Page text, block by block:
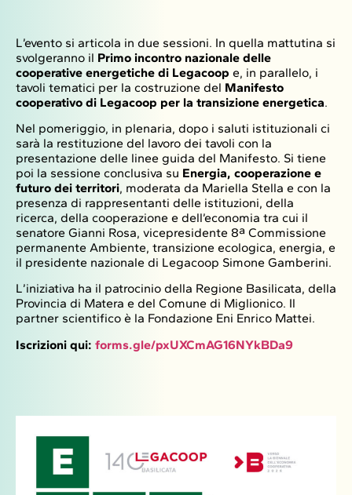
L’evento si articola in due sessioni. In quella mattutina si
svolgeranno il Primo incontro nazionale delle
cooperative energetiche di Legacoop e, in parallelo, i
tavoli tematici per la costruzione del Manifesto
cooperativo di Legacoop per la transizione energetica.
Nel pomeriggio, in plenaria, dopo i saluti istituzionali ci
sarà la restituzione del lavoro dei tavoli con la
presentazione delle linee guida del Manifesto. Si tiene
poi la sessione conclusiva su Energia, cooperazione e
futuro dei territori, moderata da Mariella Stella e con la
presenza di rappresentanti delle istituzioni, della
ricerca, della cooperazione e dell’economia tra cui il
senatore Gianni Rosa, vicepresidente 8ª Commissione
permanente Ambiente, transizione ecologica, energia, e
il presidente nazionale di Legacoop Simone Gamberini.
L’iniziativa ha il patrocinio della Regione Basilicata, della
Provincia di Matera e del Comune di Miglionico. Il
partner scientifico è la Fondazione Eni Enrico Mattei.
Iscrizioni qui: forms.gle/pxUXCmAG16NYkBDa9